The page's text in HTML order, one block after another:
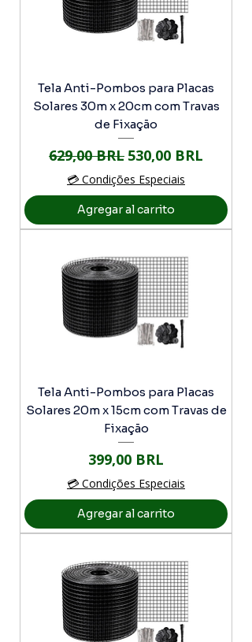
Tela Anti-Pombos para Placas
Solares 30m x 20cm com Travas
de Fixação
Precio
629,00 BRL Precio de oferta
530,00 BRL
💳 Condições Especiais
Agregar al carrito
Tela Anti-Pombos para Placas
Solares 20m x 15cm com Travas de
Fixação
Precio
399,00 BRL
💳 Condições Especiais
Agregar al carrito